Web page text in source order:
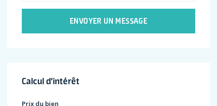
ENVOYER UN MESSAGE
Calcul d’intérêt
Prix du bien